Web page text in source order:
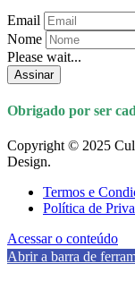
Email
Nome
Please wait...
Assinar
Obrigado por ser
Copyright © 2025
Design.
Termos e
Política de
Acessar o conteúdo
Abrir a barra de